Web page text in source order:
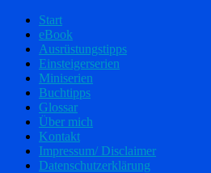
Start
eBook
Ausrüstungstipps
Einsteigerserien
Miniserien
Buchtipps
Glossar
Über mich
Kontakt
Impressum/ Disclaimer
Datenschutzerklärung